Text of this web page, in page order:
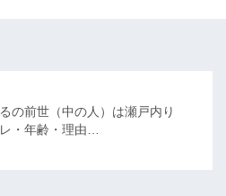
の前世（中の人）は瀬戸内り
・年齢・理由…